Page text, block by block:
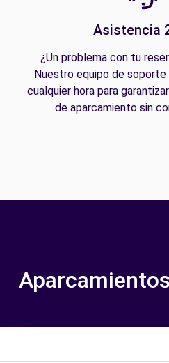
Asistencia
¿Un problema con tu
Nuestro equipo de
cualquier hora para
de aparcamiento sin